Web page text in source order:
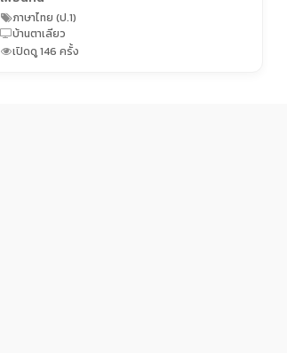
ภาษาไทย (ป.1)
บ้านตาเลียว
เปิดดู 146 ครั้ง